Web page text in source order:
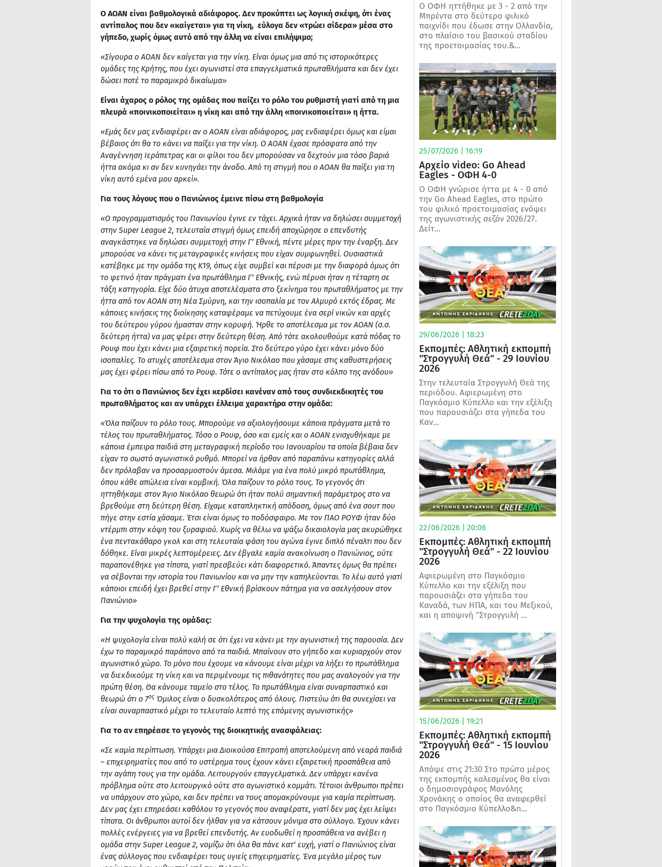
Ο ΑΟΑΝ είναι βαθμολογικά αδιάφορος. Δεν προκύπτει ως λογική σκέψη, ότι ένας
αντίπαλος που δεν «καίγεται» για τη νίκη, εύλογα δεν «τρώει σίδερα» μέσα στο
γήπεδο, χωρίς όμως αυτό από την άλλη να είναι επιλήψιμο;
«Σίγουρα ο ΑΟΑΝ δεν καίγεται για την νίκη. Είναι όμως μια από τις ιστορικότερες
ομάδες της Κρήτης, που έχει αγωνιστεί στα επαγγελματικά πρωταθλήματα και δεν έχει
δώσει ποτέ το παραμικρό δικαίωμα»
Είναι άχαρος ο ρόλος της ομάδας που παίζει το ρόλο του ρυθμιστή γιατί από τη μια
πλευρά «ποινικοποιείται» η νίκη και από την άλλη «ποινικοποιείται» η ήττα.
«Εμάς δεν μας ενδιαφέρει αν ο ΑΟΑΝ είναι αδιάφορος, μας ενδιαφέρει όμως και είμαι
βέβαιος ότι θα το κάνει να παίξει για την νίκη. Ο ΑΟΑΝ έχασε πρόσφατα από την
Αναγέννηση Ιεράπετρας και οι φίλοι του δεν μπορούσαν να δεχτούν μια τόσο βαριά
ήττα ακόμα κι αν δεν κυνηγάει την άνοδο. Από τη στιγμή που ο ΑΟΑΝ θα παίξει για τη
νίκη αυτό εμένα μου αρκεί».
Για τους λόγους που ο Πανιώνιος έμεινε πίσω στη βαθμολογία
«Ο προγραμματισμός του Πανιωνίου έγινε εν τάχει. Αρχικά ήταν να δηλώσει συμμετοχή
στην Super League 2, τελευταία στιγμή όμως επειδή αποχώρησε ο επενδυτής
αναγκάστηκε να δηλώσει συμμετοχή στην Γ’ Εθνική, πέντε μέρες πριν την έναρξη. Δεν
μπορούσε να κάνει τις μεταγραφικές κινήσεις που είχαν συμφωνηθεί. Ουσιαστικά
κατέβηκε με την ομάδα της Κ19, όπως είχε συμβεί και πέρυσι με την διαφορά όμως ότι
το φετινό ήταν πράγματι ένα πρωτάθλημα Γ’ Εθνικής, ενώ πέρυσι ήταν η τέταρτη σε
τάξη κατηγορία. Είχε δύο άτυχα αποτελέσματα στο ξεκίνημα του πρωταθλήματος με την
ήττα από τον ΑΟΑΝ στη Νέα Σμύρνη, και την ισοπαλία με τον Αλμυρό εκτός έδρας. Με
κάποιες κινήσεις της διοίκησης καταφέραμε να πετύχουμε ένα σερί νικών και αρχές
του δεύτερου γύρου ήμασταν στην κορυφή. Ήρθε το αποτέλεσμα με τον ΑΟΑΝ (σ.σ.
δεύτερη ήττα) να μας φέρει στην δεύτερη θέση. Από τότε ακολουθούμε κατά πόδας το
Ρουφ που έχει κάνει μια εξαιρετική πορεία. Στο δεύτερο γύρο έχει κάνει μόνο δύο
ισοπαλίες. Το ατυχές αποτέλεσμα στον Άγιο Νικόλαο που χάσαμε στις καθυστερήσεις
μας έχει φέρει πίσω από το Ρουφ. Τότε ο αντίπαλος μας ήταν στο κόλπο της ανόδου»
Για το ότι ο Πανιώνιος δεν έχει κερδίσει κανέναν από τους συνδιεκδικητές του
πρωταθλήματος και αν υπάρχει έλλειμα χαρακτήρα στην ομάδα:
«Όλα παίζουν το ρόλο τους. Μπορούμε να αξιολογήσουμε κάποια πράγματα μετά το
τέλος του πρωταθλήματος. Τόσο ο Ρουφ, όσο και εμείς και ο ΑΟΑΝ ενισχυθήκαμε με
κάποια έμπειρα παιδιά στη μεταγραφική περίοδο του Ιανουαρίου τα οποία βέβαια δεν
είχαν το σωστό αγωνιστικό ρυθμό. Μπορεί να ήρθαν από παραπάνω κατηγορίες αλλά
δεν πρόλαβαν να προσαρμοστούν άμεσα. Μιλάμε για ένα πολύ μικρό πρωτάθλημα,
όπου κάθε απώλεια είναι κομβική. Όλα παίζουν το ρόλο τους. Το γεγονός ότι
ηττηθήκαμε στον Άγιο Νικόλαο θεωρώ ότι ήταν πολύ σημαντική παράμετρος στο να
βρεθούμε στη δεύτερη θέση. Είχαμε καταπληκτική απόδοση, όμως από ένα σουτ που
πήγε στην εστία χάσαμε. Έτσι είναι όμως το ποδόσφαιρο. Με τον ΠΑΟ ΡΟΥΦ ήταν δύο
ντέρμπι στην κόψη του ξυραφιού. Χωρίς να θέλω να ψάξω δικαιολογία μας ακυρώθηκε
ένα πεντακάθαρο γκολ και στη τελευταία φάση του αγώνα έγινε διπλό πέναλτι που δεν
δόθηκε. Είναι μικρές λεπτομέρειες. Δεν έβγαλε καμία ανακοίνωση ο Πανιώνιος, ούτε
παραπονέθηκε για τίποτα, γιατί πρεσβεύει κάτι διαφορετικό. Άπαντες όμως θα πρέπει
να σέβονται την ιστορία του Πανιωνίου και να μην την καπηλεύονται. Το λέω αυτό γιατί
κάποιοι επειδή έχει βρεθεί στην Γ’ Εθνική βρίσκουν πάτημα για να ασελγήσουν στον
Πανιώνιο»
Για την ψυχολογία της ομάδας:
«Η ψυχολογία είναι πολύ καλή σε ότι έχει να κάνει με την αγωνιστική της παρουσία. Δεν
έχω το παραμικρό παράπονο από τα παιδιά. Μπαίνουν στο γήπεδο και κυριαρχούν στον
αγωνιστικό χώρο. Το μόνο που έχουμε να κάνουμε είναι μέχρι να λήξει το πρωτάθλημα
να διεκδικούμε τη νίκη και να περιμένουμε τις πιθανότητες που μας αναλογούν για την
πρώτη θέση. Θα κάνουμε ταμείο στο τέλος. Το πρωτάθλημα είναι συναρπαστικό και
θεωρώ ότι ο 7ος Όμιλος είναι ο δυσκολότερος από όλους. Πιστεύω ότι θα συνεχίσει να
είναι συναρπαστικό μέχρι το τελευταίο λεπτό της επόμενης αγωνιστικής»
Για το αν επηρέασε το γεγονός της διοικητικής ανασφάλειας:
«Σε καμία περίπτωση. Υπάρχει μια Διοικούσα Επιτροπή αποτελούμενη από νεαρά παιδιά
– επιχειρηματίες που από το υστέρημα τους έχουν κάνει εξαιρετική προσπάθεια από
την αγάπη τους για την ομάδα. Λειτουργούν επαγγελματικά. Δεν υπάρχει κανένα
πρόβλημα ούτε στο λειτουργικό ούτε στο αγωνιστικό κομμάτι. Τέτοιοι άνθρωποι πρέπει
να υπάρχουν στο χώρο, και δεν πρέπει να τους απομακρύνουμε για καμία περίπτωση.
Δεν μας έχει επηρεάσει καθόλου το γεγονός που αναφέρατε, γιατί δεν μας έχει λείψει
τίποτα. Οι άνθρωποι αυτοί δεν ήλθαν για να κάτσουν μόνιμα στο σύλλογο. Έχουν κάνει
πολλές ενέργειες για να βρεθεί επενδυτής. Αν ευοδωθεί η προσπάθεια να ανέβει η
ομάδα στην Super League 2, νομίζω ότι όλα θα πάνε κατ’ ευχή, γιατί ο Πανιώνιος είναι
ένας σύλλογος που ενδιαφέρει τους υγιείς επιχειρηματίες. Ένα μεγάλο μέρος των
Ο ΟΦΗ ηττήθηκε με 3 - 2 από την
Μπρέντα στο δεύτερο φιλικό
παιχνίδι που έδωσε στην Ολλανδία,
στο πλαίσιο του βασικού σταδίου
της προετοιμασίας του.&...
25/07/2026 | 16:19
Αρχείο video: Go Ahead
Eagles - ΟΦΗ 4-0
Ο ΟΦΗ γνώρισε ήττα με 4 - 0 από
την Go Ahead Eagles, στο πρώτο
του φιλικό προετοιμασίας ενόψει
της αγωνιστικής σεζόν 2026/27.
Δείτ...
29/06/2026 | 18:23
Εκπομπές: Αθλητική εκπομπή
"Στρογγυλή Θεά" - 29 Ιουνίου
2026
Στην τελευταία Στρογγυλή Θεά της
περιόδου. Αφιερωμένη στο
Παγκόσμιο Κύπελλο και την εξέλιξη
που παρουσιάζει στα γήπεδα του
Καν...
22/06/2026 | 20:06
Εκπομπές: Αθλητική εκπομπή
"Στρογγυλή Θεά" - 22 Ιουνίου
2026
Αφιερωμένη στο Παγκόσμιο
Κύπελλο και την εξέλιξη που
παρουσιάζει στα γήπεδα του
Καναδά, των ΗΠΑ, και του Μεξικού,
και η αποψινή "Στρογγυλή ...
15/06/2026 | 19:21
Εκπομπές: Αθλητική εκπομπή
"Στρογγυλή Θεά" - 15 Ιουνίου
2026
Απόψε στις 21:30 Στο πρώτο μέρος
της εκπομπής καλεσμένος θα είναι
ο δημοσιογράφος Μανόλης
Χρονάκης ο οποίος θα αναφερθεί
στο Παγκόσμιο Κύπελλο&n...